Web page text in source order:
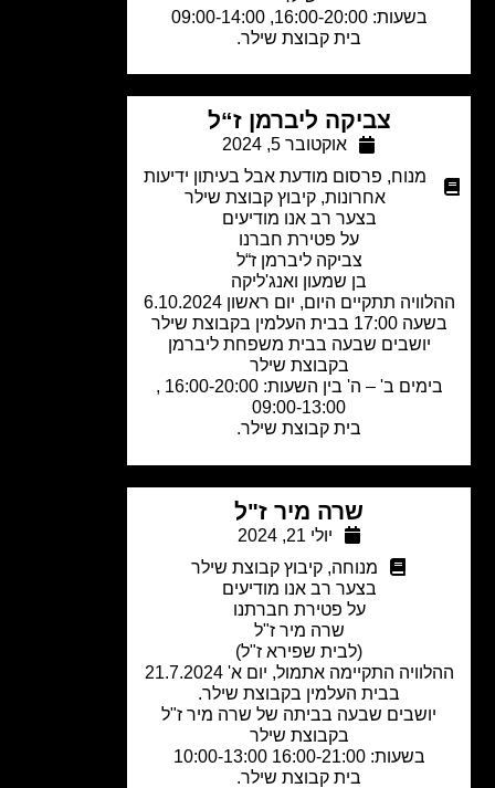
בשעות: 16:00-20:00, 09:00-14:00
בית קבוצת שילר.
צביקה ליברמן ז“ל
אוקטובר 5, 2024
מנוח,
פרסום מודעת אבל בעיתון ידיעות
אחרונות,קיבוץ קבוצת שילר
בצער רב אנו מודיעים
על פטירת חברנו
צביקה ליברמן ז“ל
בן שמעון ואנג'ליקה
תתקיים היום, יום ראשון 6.10.2024
יושבים שבעה בבית משפחת ליברמן
בקבוצת שילר
בימים ב' – ה' בין השעות: 16:00-20:00 ,
09:00-13:00
בית קבוצת שילר​.
שרה מיר ז"ל
מנוחה
קיבוץ קבוצת שילר
בצער רב אנו מודיעים
על פטירת חברתנו
שרה מיר ז"ל
(לבית שפירא ז"ל)
התקיימה אתמול, יום א' 21.7.2024
בבית העלמין בקבוצת שילר.
יושבים שבעה בביתה של שרה מיר ז"ל
בקבוצת שילר
בשעות: 16:00-21:00 10:00-13:00
בית קבוצת שילר.